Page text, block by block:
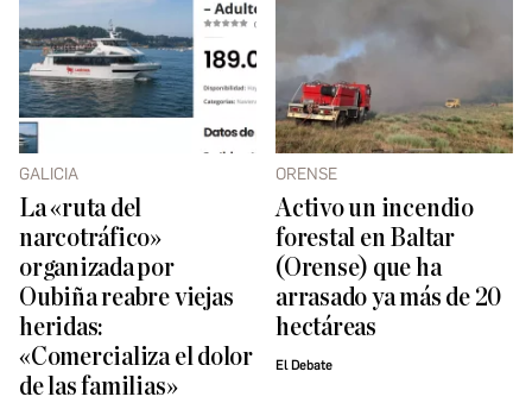
GALICIA
La «ruta del
narcotráfico»
organizada por
Oubiña reabre viejas
heridas:
«Comercializa el dolor
de las familias»
ORENSE
Activo un incendio
forestal en Baltar
(Orense) que ha
arrasado ya más de 20
hectáreas
El Debate